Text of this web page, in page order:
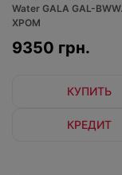
Water GALA GAL-
ХРОМ
9350 грн.
КУПИТЬ
КРЕДИТ